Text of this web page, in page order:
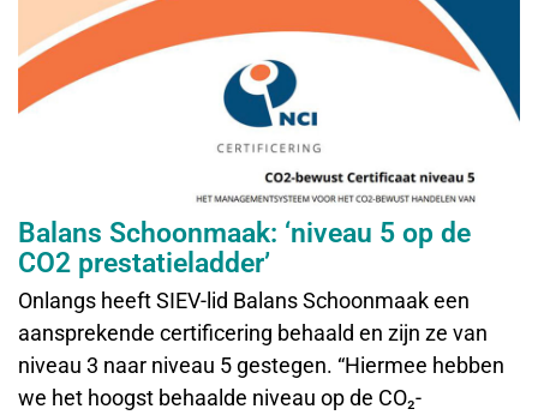
Balans Schoonmaak: ‘niveau 5 op de
CO2 prestatieladder’
Onlangs heeft SIEV-lid Balans Schoonmaak een
aansprekende certificering behaald en zijn ze van
niveau 3 naar niveau 5 gestegen. “Hiermee hebben
we het hoogst behaalde niveau op de CO₂-